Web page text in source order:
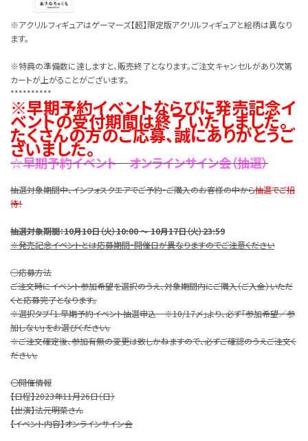
※アクリルフィギュアはゲーマーズ【超】限定版アクリルフィギュアと絵柄は異なり
ます。
※特典の準備数に達しますと、販売終了となります。ご注文キャンセルがあり次第
カートが上がることがございます。
**********
※早期予約イベントならびに発売記念イ
ベントの受付期間は終了いたしました。
たくさんの方のご応募、誠にありがとうご
ざいました。
☆早期予約イベント オンラインサイン会（抽選）
抽選対象期間中、インフォスクエアでご予約・ご購入のお客様の中から抽選でご招
待！
抽選対象期間：10月10日（火）10:00 ～ 10月17日（火）23:59
※発売記念イベントとは応募期間・開催日が異なりますのでご注意ください
○応募方法
ご注文時にイベント参加希望を選択のうえ、対象期間内にご購入（ご入金）いただ
くと応募完了となります。
※選択タブ「1.早期予約イベント抽選申込 ※10/17〆」より、必ず「参加希望／参
加しない」をお選びください。
※ご注文確定後、参加有無の変更は致しかねますので、必ずご確認のうえご注文く
ださい。
〇開催情報
【日程】2023年11月26日（日）
【出演】法元明菜さん
【イベント内容】オンラインサイン会